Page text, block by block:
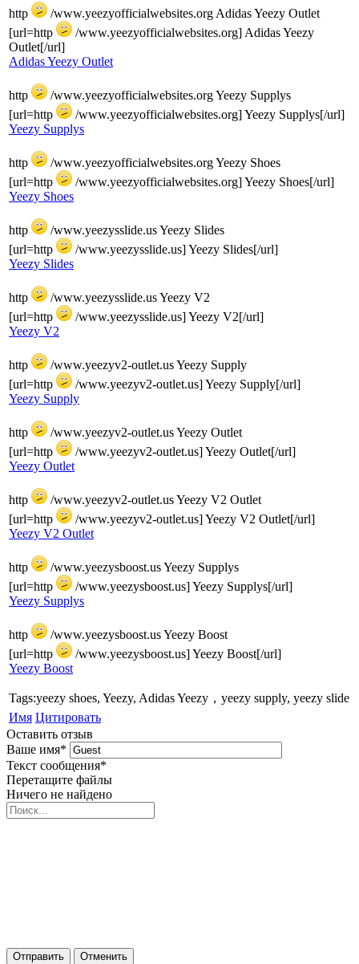
http
/www.yeezyofficialwebsites.org Adidas Yeezy Outlet
[url=http
/www.yeezyofficialwebsites.org] Adidas Yeezy
Outlet[/url]
Adidas Yeezy Outlet
http
/www.yeezyofficialwebsites.org Yeezy Supplys
[url=http
/www.yeezyofficialwebsites.org] Yeezy Supplys[/url]
Yeezy Supplys
http
/www.yeezyofficialwebsites.org Yeezy Shoes
[url=http
/www.yeezyofficialwebsites.org] Yeezy Shoes[/url]
Yeezy Shoes
http
/www.yeezysslide.us Yeezy Slides
[url=http
/www.yeezysslide.us] Yeezy Slides[/url]
Yeezy Slides
http
/www.yeezysslide.us Yeezy V2
[url=http
/www.yeezysslide.us] Yeezy V2[/url]
Yeezy V2
http
/www.yeezyv2-outlet.us Yeezy Supply
[url=http
/www.yeezyv2-outlet.us] Yeezy Supply[/url]
Yeezy Supply
http
/www.yeezyv2-outlet.us Yeezy Outlet
[url=http
/www.yeezyv2-outlet.us] Yeezy Outlet[/url]
Yeezy Outlet
http
/www.yeezyv2-outlet.us Yeezy V2 Outlet
[url=http
/www.yeezyv2-outlet.us] Yeezy V2 Outlet[/url]
Yeezy V2 Outlet
http
/www.yeezysboost.us Yeezy Supplys
[url=http
/www.yeezysboost.us] Yeezy Supplys[/url]
Yeezy Supplys
http
/www.yeezysboost.us Yeezy Boost
[url=http
/www.yeezysboost.us] Yeezy Boost[/url]
Yeezy Boost
Tags:yeezy shoes, Yeezy, Adidas Yeezy，yeezy supply, yeezy slide
Имя Цитировать
Оставить отзыв
Ваше имя*
Текст сообщения*
Перетащите файлы
Ничего не найдено
Отправить Отменить